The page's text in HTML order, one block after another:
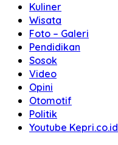
Kuliner
Wisata
Foto – Galeri
Pendidikan
Sosok
Video
Opini
Otomotif
Politik
Youtube Kepri.co.id